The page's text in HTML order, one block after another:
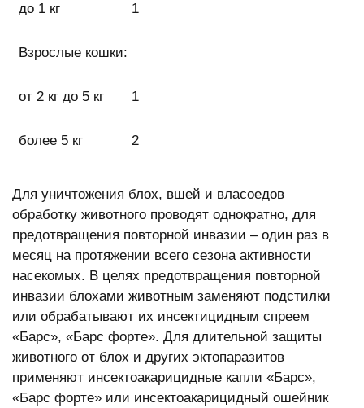
до 1 кг 1
Взрослые кошки:
от 2 кг до 5 кг 1
более 5 кг 2
Для уничтожения блох, вшей и власоедов
обработку животного проводят однократно, для
предотвращения повторной инвазии – один раз в
месяц на протяжении всего сезона активности
насекомых. В целях предотвращения повторной
инвазии блохами животным заменяют подстилки
или обрабатывают их инсектицидным спреем
«Барс», «Барс форте». Для длительной защиты
животного от блох и других эктопаразитов
применяют инсектоакарицидные капли «Барс»,
«Барс форте» или инсектоакарицидный ошейник